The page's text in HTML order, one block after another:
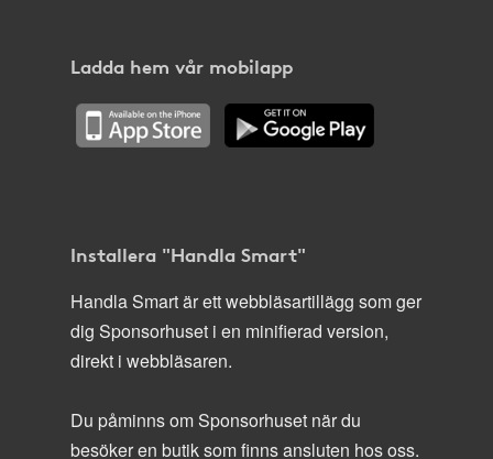
Ladda hem vår mobilapp
Installera "Handla Smart"
Handla Smart är ett webbläsartillägg som ger
dig Sponsorhuset i en minifierad version,
direkt i webbläsaren.
Du påminns om Sponsorhuset när du
besöker en butik som finns ansluten hos oss.